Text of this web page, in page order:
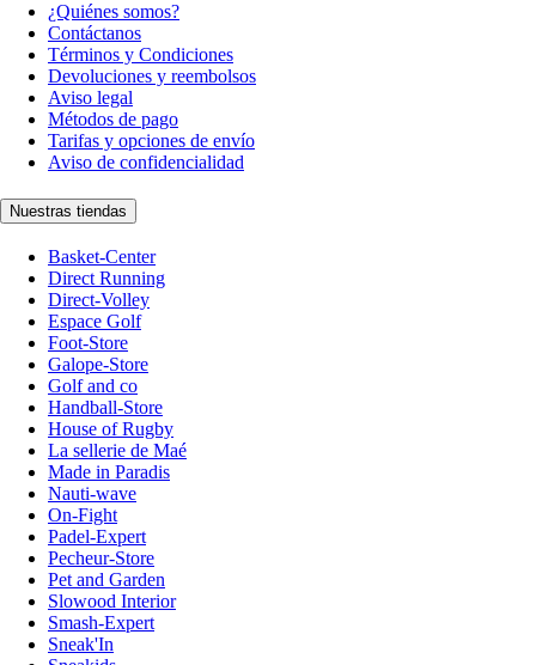
¿Quiénes somos?
Contáctanos
Términos y Condiciones
Devoluciones y reembolsos
Aviso legal
Métodos de pago
Tarifas y opciones de envío
Aviso de confidencialidad
Nuestras tiendas
Basket-Center
Direct Running
Direct-Volley
Espace Golf
Foot-Store
Galope-Store
Golf and co
Handball-Store
House of Rugby
La sellerie de Maé
Made in Paradis
Nauti-wave
On-Fight
Padel-Expert
Pecheur-Store
Pet and Garden
Slowood Interior
Smash-Expert
Sneak'In